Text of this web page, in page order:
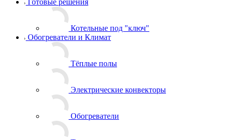
Готовые решения
Котельные под "ключ"
Обогреватели и Климат
Тёплые полы
Электрические конвекторы
Обогреватели